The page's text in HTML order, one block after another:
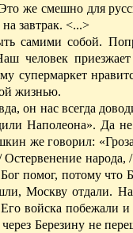
же смешно для
завтрак. <...>
самими собой.
человек
супермаркет
жизнью.
он нас всегда
Наполеона». Да
же говорил:
народа,
помог, потому что
Москву отдали.
войска побежали и
Березину не